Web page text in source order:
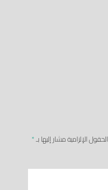
الحقول الإلزامية مشار إليها بـ*